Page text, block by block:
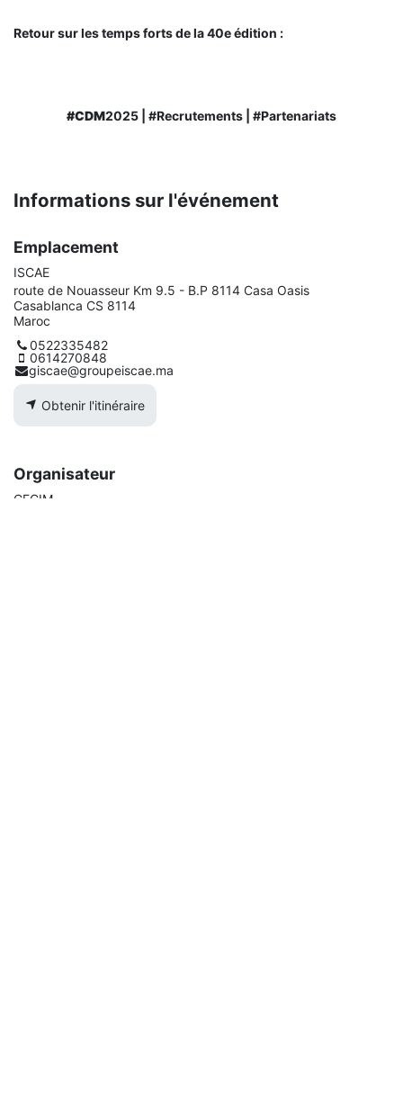
Retour sur les temps forts de la 40e édition :
#CDM2025 | #Recrutements | #Partenariats
Informations sur l'événement
Emplacement
ISCAE
route de Nouasseur Km 9.5 - B.P 8114 Casa Oasis
Casablanca CS 8114
Maroc
0522335482
0614270848
giscae@groupeiscae.ma
Obtenir l'itinéraire
Organisateur
CFCIM